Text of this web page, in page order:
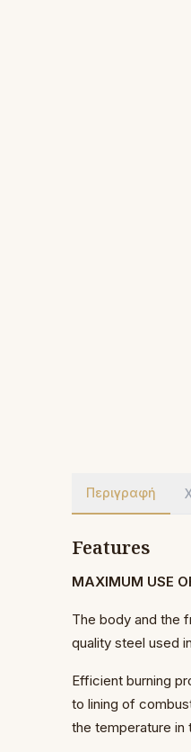
Περιγραφή
Features
MAXIMUM USE
The body and the
quality steel used
Efficient burning
to lining of
the temperature in